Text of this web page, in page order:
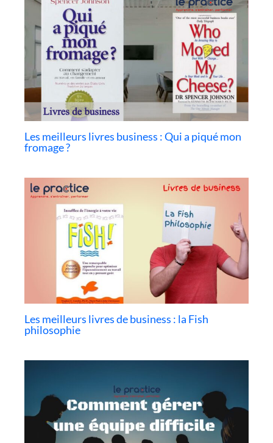
Les meilleurs livres business : Qui a piqué mon
fromage ?
Les meilleurs livres de business : la Fish
philosophie